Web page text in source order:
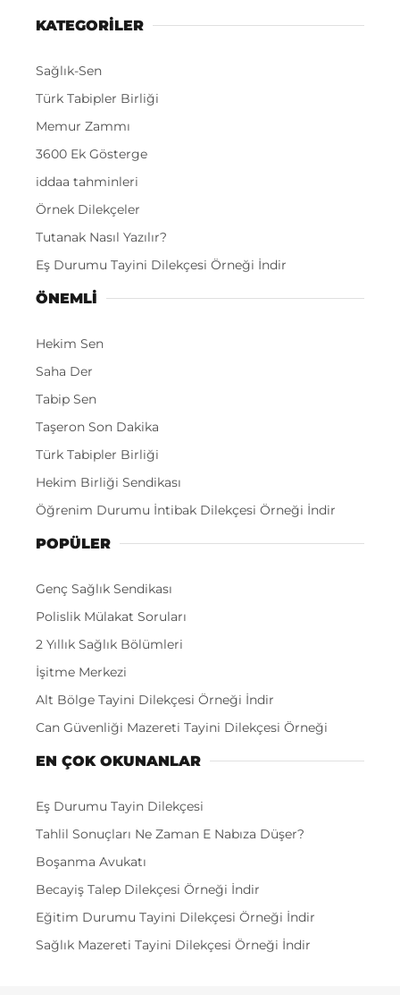
KATEGORİLER
Sağlık-Sen
Türk Tabipler Birliği
Memur Zammı
3600 Ek Gösterge
iddaa tahminleri
Örnek Dilekçeler
Tutanak Nasıl Yazılır?
Eş Durumu Tayini Dilekçesi Örneği İndir
ÖNEMLI
Hekim Sen
Saha Der
Tabip Sen
Taşeron Son Dakika
Türk Tabipler Birliği
Hekim Birliği Sendikası
Öğrenim Durumu İntibak Dilekçesi Örneği İndir
POPÜLER
Genç Sağlık Sendikası
Polislik Mülakat Soruları
2 Yıllık Sağlık Bölümleri
İşitme Merkezi
Alt Bölge Tayini Dilekçesi Örneği İndir
Can Güvenliği Mazereti Tayini Dilekçesi Örneği
EN ÇOK OKUNANLAR
Eş Durumu Tayin Dilekçesi
Tahlil Sonuçları Ne Zaman E Nabıza Düşer?
Boşanma Avukatı
Becayiş Talep Dilekçesi Örneği İndir
Eğitim Durumu Tayini Dilekçesi Örneği İndir
Sağlık Mazereti Tayini Dilekçesi Örneği İndir